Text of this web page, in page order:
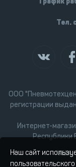
ООО
регистрации
Интернет-
Республики
Тел.
Наш сайт